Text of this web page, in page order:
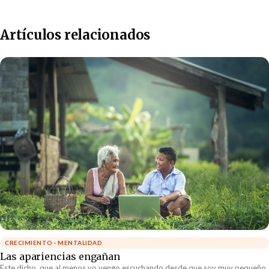
Artículos relacionados
CRECIMIENTO · MENTALIDAD
Las apariencias engañan